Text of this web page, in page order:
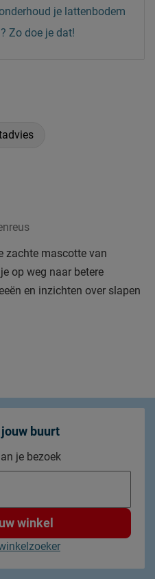
je lattenbodem
Zo doe je dat!
zachte mascotte van
op weg naar betere
en inzichten over slapen
buurt
je bezoek
winkel